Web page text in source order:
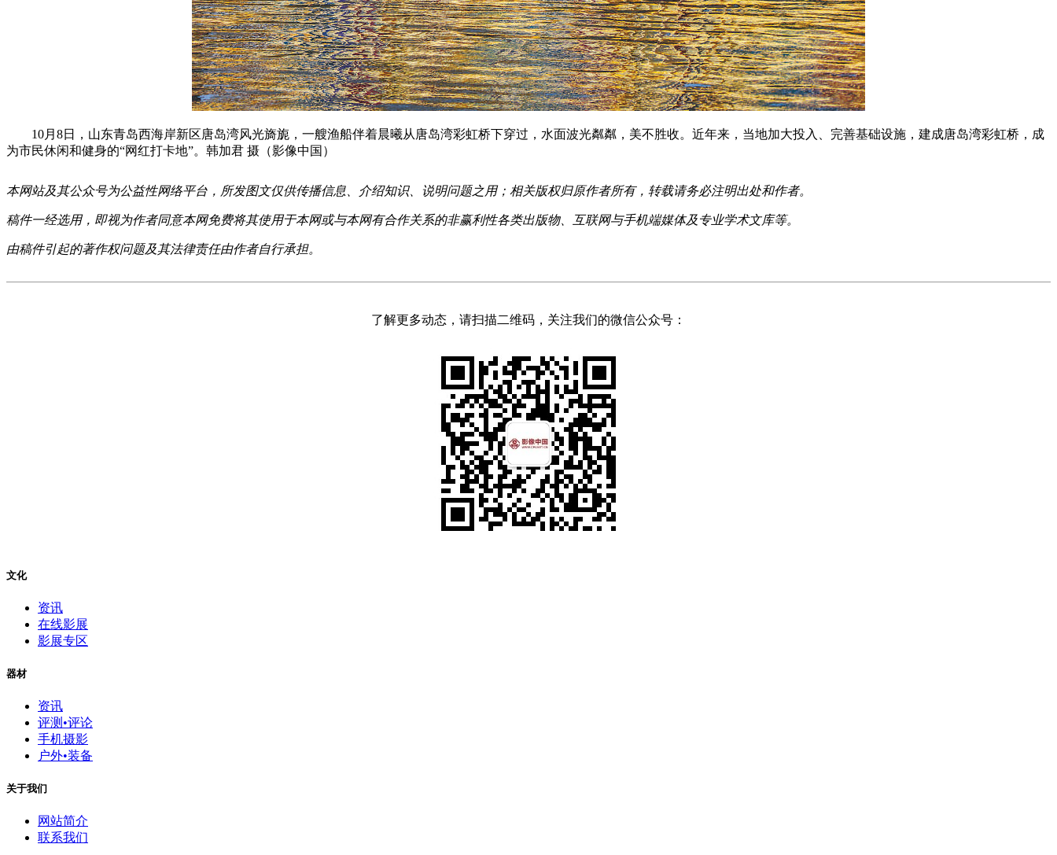
10月8日，山东青岛西海岸新区唐岛湾风光旖旎，一艘渔船伴着晨曦从唐岛湾彩虹桥下穿过，水面波光粼粼，美不胜收。近年来，当地加大投入、完善基础设施，建成唐岛湾彩虹桥，成
为市民休闲和健身的“网红打卡地”。韩加君 摄（影像中国）
本网站及其公众号为公益性网络平台，所发图文仅供传播信息、介绍知识、说明问题之用；相关版权归原作者所有，转载请务必注明出处和作者。
稿件一经选用，即视为作者同意本网免费将其使用于本网或与本网有合作关系的非赢利性各类出版物、互联网与手机端媒体及专业学术文库等。
由稿件引起的著作权问题及其法律责任由作者自行承担。
了解更多动态，请扫描二维码，关注我们的微信公众号：
文化
资讯
在线影展
影展专区
器材
资讯
评测•评论
手机摄影
户外•装备
关于我们
网站简介
联系我们